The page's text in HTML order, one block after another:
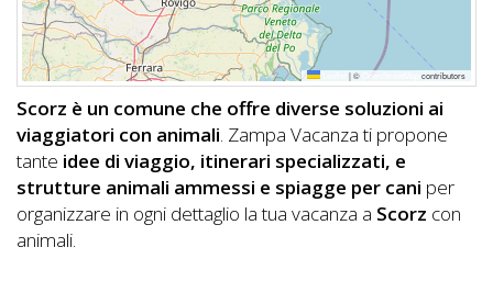
INFO
A
DOG
CHIEDI
CODICE
SCONTO
|© contributors
Scorz è un comune che offre diverse soluzioni ai
viaggiatori con animali. Zampa Vacanza ti propone
tante idee di viaggio, itinerari specializzati, e
strutture animali ammessi e spiagge per cani per
organizzare in ogni dettaglio la tua vacanza a Scorz con
animali.